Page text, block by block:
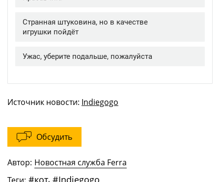
Источник новости: Indiegogo
Обсудить
Автор: Новостная служба Ferra
#кот, #Indiegogo